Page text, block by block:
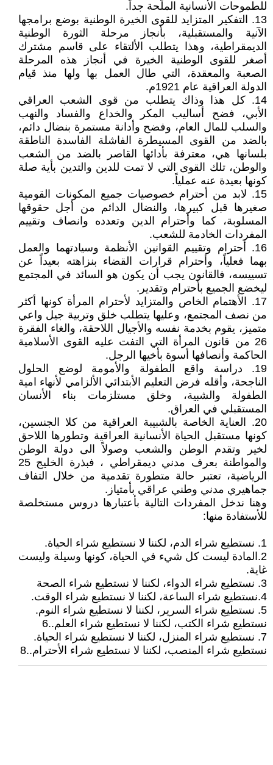
للطموحات الأنسانية الملّحة جداً.
13. التفكير المتزايد للقوى الخيرة الوطنية بوضع برامجها
الآنية والمستقبلية، بأنجاز مرحلة الثورة الوطنية
الديمقراطية، وهذا يتطلب الألتقاء على قاسم مشترك
أصغر للقوى الوطنية الخيرة في أنجاز هذه المرحلة
الصعبة والمعقدة، التي طال العمل بها ولها منذ قيام
الدولة العراقية عام 1921م.
14. كل هذا وذاك يتطلب من قوى الشعب العراقي
الأبي، فضح أساليب المكر والخداع والفساد والنهب
والسلب للمال العام، وفضح وأدانة مستمرة بنضال دائم،
بالضد من القوى المسيطرة الفاشلة الفاسدة الناطقة
بلسانها هي، معترفة بأدائها القاصر بالضد من الشعب
والوطن، تلك القوى التي لا تمت للدين والتدين بأية صلة
كونها بعيدة عنه عملياً.
15. لابد من أحترام خصوصيات جميع المكونات القومية
صغيرها قبل كبيرها، والنضال الدائم من أجل حقوقها
المسلوبة، كما وأحترام الدين وتعدده وانصاف وتقييم
المفردات الخادمة للشعب.
16. أحترام وتقييم القوانين الأنظمة وسيادتهما والعمل
بهما فعلياً، وأحترام قرارات القضاء بنزاهته بعيداً عن
تسييسه، فالقانون يجب أن يكون هو السائد في المجتمع
ليخضع الجميع بأحترام وتقدير.
17. الأهتمام الخاص والمتزايد لأحترام المرأة كونها أكثر
من نصف المجتمع، وعليها يتطلب خلق وتربية جيل واعي
متميز، يقوم بخدمة نفسه والأجيال اللاحقة، والغاء الفقرة
26 من قانون المرأة التي التفت عليه القوى الأسلامية
الحاكمة وأنصافها أسوة بأخيها الرجل.
19. دراسة واقع الطفولة والأمومة لوضع الحلول
الناجحة، وأقله فرض التعليم الأبتدائي الألزامي لأنهاء امية
الطفولة والشبية، وخلق مستلزمات بناء الأنسان
المستقبلي في العراق.
20. العناية الخاصة بالشبيبة العراقية من كلا الجنسين،
كونها مستقبل الحياة الأنسانية العراقية وتطورها اللاحق
لخير وتقدم الوطن والشعب وصولاً الى دولة الوطن
والمواطنة بعرف مدني ديمقراطي ، فبذرة الخليج 25
الرياضية، تعتبر حالة متطورة تقدمية من خلال التفاف
جماهيري مدني وطني عراقي بأمتياز.
وهنا ندخل المفردات التالية بأعتبارها دروس مستخلصة
للأستفادة منها:
1. نستطيع شراء الدم، لكننا لا نستطيع شراء الحياة.
2.المادة ليست كل شيء في الحياة، كونها وسيلة وليست
غاية.
3. نستطيع شراء الدواء، لكننا لا نستطيع شراء الصحة
4.نستطيع شراء الساعة، لكننا لا نستطيع شراء الوقت.
5. نستطيع شراء السرير، لكننا لا نستطيع شراء النوم.
نستطيع شراء الكتب، لكننا لا نستطيع شراء العلم..6
7. نستطيع شراء المنزل، لكننا لا نستطيع شراء الحياة.
نستطيع شراء المنصب، لكننا لا نستطيع شراء الأحترام..8